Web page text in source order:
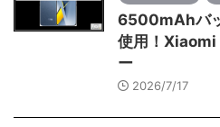
6500mAhバ
使用！Xiaomi
ー
2026/7/17